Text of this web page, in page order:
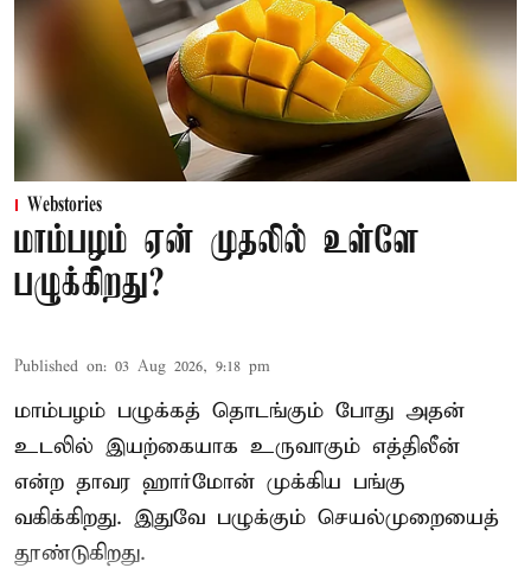
Webstories
மாம்பழம் ஏன் முதலில் உள்ளே
பழுக்கிறது?
Published on: 03 Aug 2026, 9:18 pm
மாம்பழம் பழுக்கத் தொடங்கும் போது அதன்
உடலில் இயற்கையாக உருவாகும் எத்திலீன்
என்ற தாவர ஹார்மோன் முக்கிய பங்கு
வகிக்கிறது. இதுவே பழுக்கும் செயல்முறையைத்
தூண்டுகிறது.